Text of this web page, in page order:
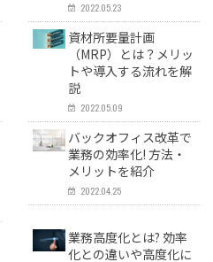
2022.05.23
資材所要量計画
（MRP）とは？メリッ
トや導入する流れを解
説
2022.05.09
バックオフィス改革で
業務の効率化! 方法・
メリットを紹介
2022.04.25
業務高度化とは? 効率
化との違いや高度化に